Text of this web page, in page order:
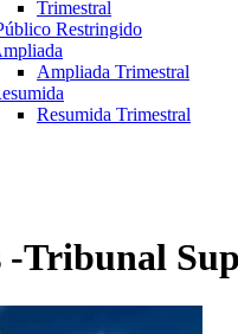
Trimestral
Restringido
Ampliada Trimestral
Resumida Trimestral
-Tribunal